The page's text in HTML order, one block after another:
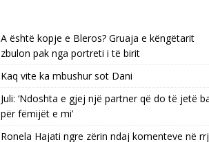
A është kopje e Bleros? Gruaja e këngëtarit
zbulon pak nga portreti i të birit
Kaq vite ka mbushur sot Dani
Juli: ‘Ndoshta e gjej një partner që do të jetë
për fëmijët e mi’
Ronela Hajati ngre zërin ndaj komenteve në